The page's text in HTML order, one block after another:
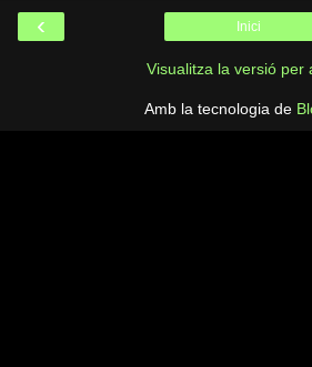
‹ Inici
Visualitza la versió per
Amb la tecnologia de